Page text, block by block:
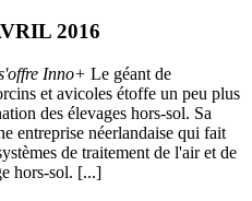
2016
Inno+ Le géant de
et avicoles étoffe un peu plus
des élevages hors-sol. Sa
entreprise néerlandaise qui fait
de traitement de l'air et de
hors-sol. [...]